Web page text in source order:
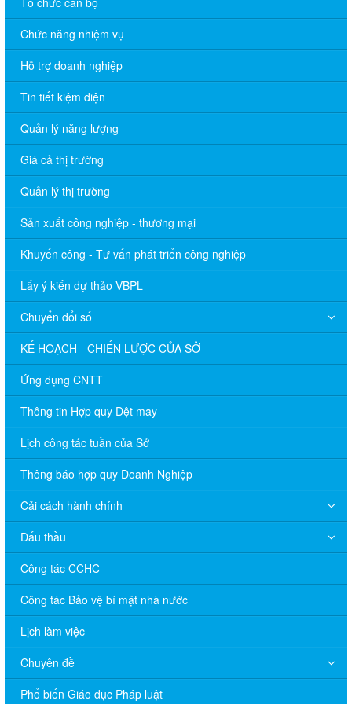
Chức năng nhiệm vụ
Hỗ trợ doanh nghiệp
Tin tiết kiệm điện
Quản lý năng lượng
Giá cả thị trường
Quản lý thị trường
Sản xuất công nghiệp - thương mại
Khuyến công - Tư vấn phát triển công nghiệp
Lấy ý kiến dự thảo VBPL
Chuyển đổi số
KẾ HOẠCH - CHIẾN LƯỢC CỦA SỞ
Ứng dụng CNTT
Thông tin Hợp quy Dệt may
Lịch công tác tuần của Sở
Thông báo hợp quy Doanh Nghiệp
Cải cách hành chính
Đấu thầu
Công tác CCHC
Công tác Bảo vệ bí mật nhà nước
Lịch làm việc
Chuyên đề
Phổ biến Giáo dục Pháp luật